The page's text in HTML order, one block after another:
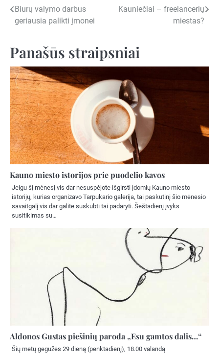
Navigacija
tarp
įrašų
Biurų valymo darbus
geriausia palikti įmonei
Kauniečiai – freelancerių
miestas?
Panašūs straipsniai
Kauno miesto istorijos prie puodelio kavos
Jeigu šį mėnesį vis dar nesuspėjote išgirsti įdomių Kauno miesto
istorijų, kurias organizavo Tarpukario galerija, tai paskutinį šio mėnesio
savaitgalį vis dar galite suskubti tai padaryti. Šeštadienį įvyks
susitikimas su…
Aldonos Gustas piešinių paroda „Esu gamtos dalis…“
Šių metų gegužės 29 dieną (penktadienį), 18.00 valandą